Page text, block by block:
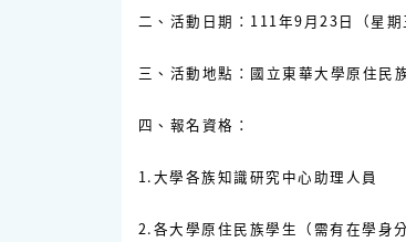
二、活動日期：111年9月23日（星
三、活動地點：國立東華大學原住民
四、報名資格：
1.大學各族知識研究中心助理人員
2.各大學原住民族學生（需有在學身分